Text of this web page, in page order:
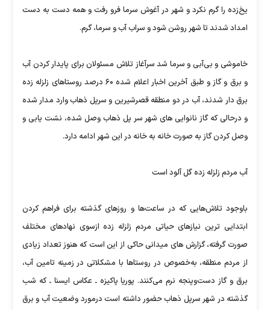
یخ‌زده را گرم نکرد و شهر در آغوش سرما فرو رفت و همه دست به دست
امداد شدند تا شهر روشن شود و سراب آب و سرما، گرم.
خاموشی و بی‌آبی و سرما شد سرآغاز تلاش مسئولان برای پایدار کردن آب
و برق و گاز و طبق آخرین اخبار اعلام شده ۶۰ درصد روستاهای زلزله زده
برق دار شدند، آب در دو منطقه قصرشیرین و سرپل ذهاب وارد مدار شده
و درحالی که گاز نانوایی های شهر سر پل ذهاب وصل شده، نشت یابی و
وصل کردن گاز به صورت خانه به خانه در این شهر ادامه دارد.
آب مردم زلزله زده گل آلود است
باوجود تلاش‌هایی که در ساعت‌ها و روزهای گذشته برای فراهم کردن
ابتدایی ترین نیازهای حیاتی مردم زلزله زده ازسوی نهادهای مختلف
صورت گرفته، گزارش های میدانی حاکی از این است که هنوز تعداد زیادی
از مردم منطقه، به‌خصوص در روستاها با مشکلاتی در زمینه تامین آب،
برق و گاز دست‌وپنجه نرم می‌کنند. پوریا پاکیزه ـ عکاس ایسنا ـ که شب
گذشته در شهر سرپل ذهاب حضور داشته است درمورد وضعیت آب و برق